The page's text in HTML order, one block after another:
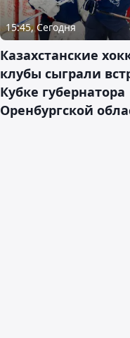
15:45, Сегодня
Казахстанские
клубы сыграли
Кубке губернатора
Оренбургской